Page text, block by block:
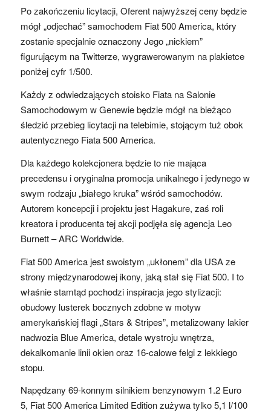
Po zakończeniu licytacji, Oferent najwyższej ceny będzie
mógł „odjechać” samochodem Fiat 500 America, który
zostanie specjalnie oznaczony Jego „nickiem”
figurującym na Twitterze, wygrawerowanym na plakietce
poniżej cyfr 1/500.
Każdy z odwiedzających stoisko Fiata na Salonie
Samochodowym w Genewie będzie mógł na bieżąco
śledzić przebieg licytacji na telebimie, stojącym tuż obok
autentycznego Fiata 500 America.
Dla każdego kolekcjonera będzie to nie mająca
precedensu i oryginalna promocja unikalnego i jedynego w
swym rodzaju „białego kruka” wśród samochodów.
Autorem koncepcji i projektu jest Hagakure, zaś roli
kreatora i producenta tej akcji podjęła się agencja Leo
Burnett – ARC Worldwide.
Fiat 500 America jest swoistym „ukłonem” dla USA ze
strony międzynarodowej ikony, jaką stał się Fiat 500. I to
właśnie stamtąd pochodzi inspiracja jego stylizacji:
obudowy lusterek bocznych zdobne w motyw
amerykańskiej flagi „Stars & Stripes”, metalizowany lakier
nadwozia Blue America, detale wystroju wnętrza,
dekalkomanie linii okien oraz 16-calowe felgi z lekkiego
stopu.
Napędzany 69-konnym silnikiem benzynowym 1.2 Euro
5, Fiat 500 America Limited Edition zużywa tylko 5,1 l/100